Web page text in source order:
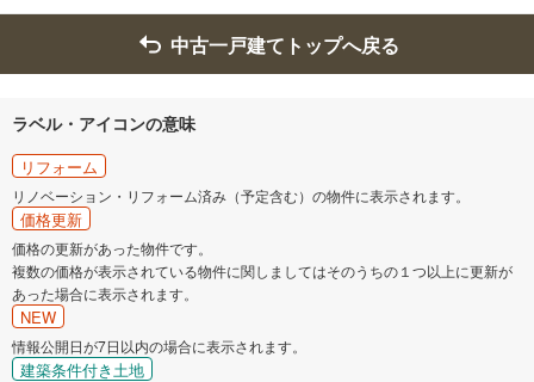
日野市
国立市
狛江市
清瀬市 東久留米市
武蔵村山市 多摩市
中古一戸建てトップへ戻る
ラベル・アイコンの意味
リフォーム
リノベーション・リフォーム済み（予定含む）の物件に表示されます。
価格更新
価格の更新があった物件です。
複数の価格が表示されている物件に関しましてはそのうちの１つ以上に更新が
あった場合に表示されます。
NEW
情報公開日が7日以内の場合に表示されます。
建築条件付き土地